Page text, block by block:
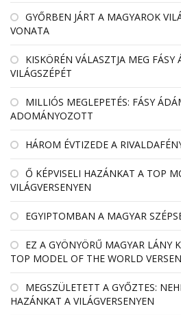
GYŐRBEN JÁRT A MAGYAROK
VONATA
KISKÖRÉN VÁLASZTJA MEG
VILÁGSZÉPÉT
MILLIÓS MEGLEPETÉS: FÁSY
ADOMÁNYOZOTT
HÁROM ÉVTIZEDE A
Ő KÉPVISELI HAZÁNKAT A TOP
VILÁGVERSENYEN
EGYIPTOMBAN A MAGYAR
EZ A GYÖNYÖRŰ MAGYAR LÁNY
TOP MODEL OF THE WORLD
MEGSZÜLETETT A GYŐZTES:
HAZÁNKAT A VILÁGVERSENYEN